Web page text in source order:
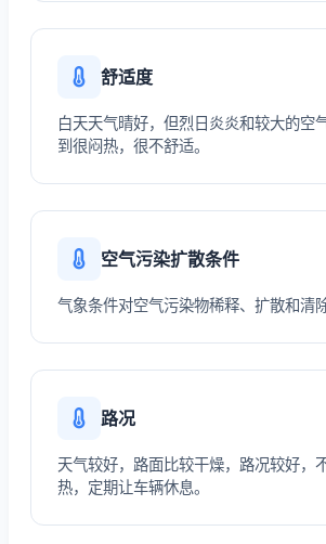
舒适度
白天天气晴好，但烈日炎炎和较大的空
到很闷热，很不舒适。
空气污染扩散条件
气象条件对空气污染物稀释、扩散和清
路况
天气较好，路面比较干燥，路况较好，
热，定期让车辆休息。